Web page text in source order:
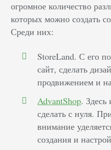
огромное количество
которых можно создать
Среди них:
StoreLand. С его
сайт, сделать
продвижением и
AdvantShop. Здесь
сделать с нуля.
внимание
создания и